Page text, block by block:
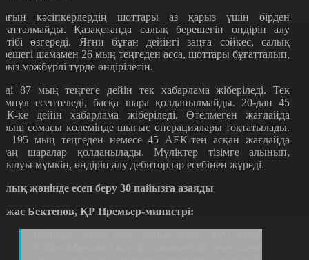
кәсіпкерлердің шоттары аз қарыз үшін бірден
Қазақстанда салық берешегін өндіріп алу
өзгереді. Яғни бұған дейінгі заңға сәйкес, салық
шамамен 26 мың теңгеден асса, шоттары бұғатталып,
мәжбүрлі түрде өндірілетін.
87 мың теңгеге дейін тек хабарлама жіберіледі. Тек
есептеледі, басқа шара қолданылмайды. 20-дан 45
ке дейін хабарлама жіберіледі. Өтелмеген жағдайда
сомасы көлемінде шығыс операциялары тоқтатылады.
195 мың теңгеден немесе 45 АЕК-тен асқан жағдайда
шаралар қолданылады. Мүліктер тізімге алынып,
мүмкін, өндіріп алу дебиторлар есебінен жүреді.
жөнінде есеп беру 30 пайызға азаяды
Бектенов, ҚР Премьер-министрі: